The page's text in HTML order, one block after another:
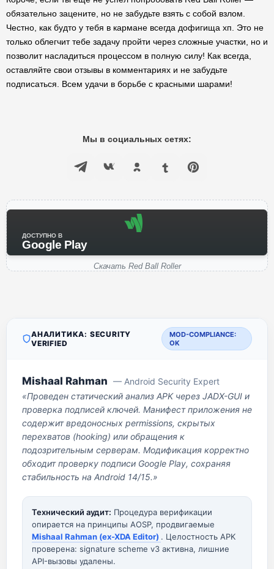
обязательно зацените, но не забудьте взять с собой взлом.
Честно, как будто у тебя в кармане всегда дофигища хп. Это не
только облегчит тебе задачу пройти через сложные участки, но и
позволит насладиться процессом в полную силу! Как всегда,
оставляйте свои отзывы в комментариях и не забудьте
подписаться. Всем удачи в борьбе с красными шарами!
Мы в социальных сетях:
ДОСТУПНО В
Google Play
Скачать Red Ball Roller
АНАЛИТИКА: SECURITY
VERIFIED
MOD-COMPLIANCE:
OK
Mishaal Rahman — Android Security Expert
«Проведен статический анализ APK через JADX-GUI и
проверка подписей ключей. Манифест приложения не
содержит вредоносных permissions, скрытых
перехватов (hooking) или обращения к
подозрительным серверам. Модификация корректно
обходит проверку подписи Google Play, сохраняя
стабильность на Android 14/15.»
Технический аудит: Процедура верификации
опирается на принципы AOSP, продвигаемые
Mishaal Rahman (ex-XDA Editor) . Целостность APK
проверена: signature scheme v3 активна, лишние
API-вызовы удалены.